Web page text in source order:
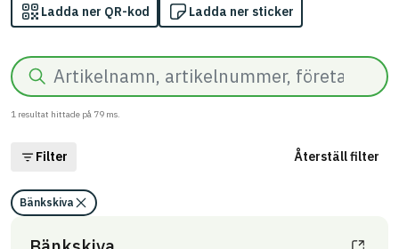
Ladda ner QR-kod Ladda ner sticker
Sök
1 resultat hittade på 79 ms.
Filter Återställ filter
Bänkskiva